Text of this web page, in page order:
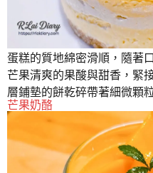
蛋糕的質地綿密滑順，隨著
芒果清爽的果酸與甜香，緊
層鋪墊的餅乾碎帶著細微顆
芒果奶酪